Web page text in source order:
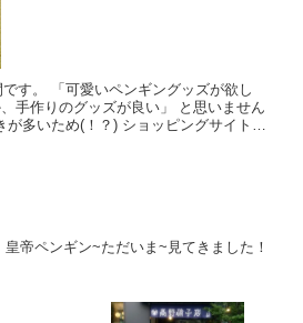
す。 「可愛いペンギングッズが欲し
手作りのグッズが良い」 と思いません
多いため(！？) ショッピングサイトで
皇帝ペンギン~ただいま~見てきました！